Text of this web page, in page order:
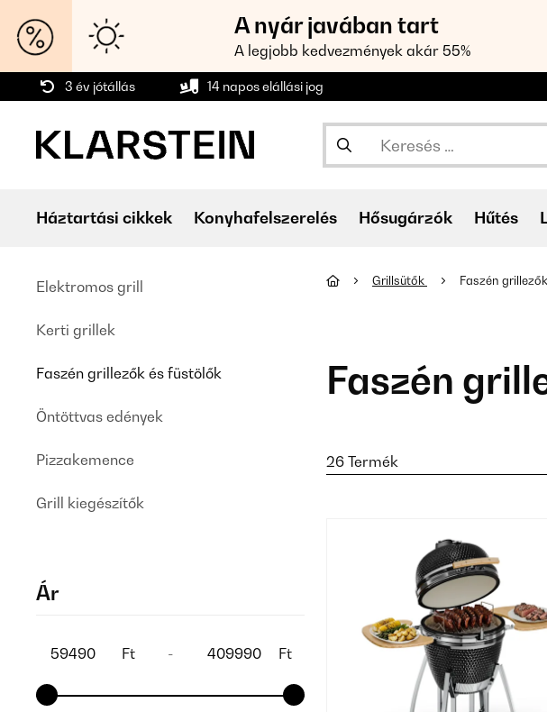
A nyár javában tart
A legjobb kedvezmények akár 55%
3 év jótállás 14 napos elállási jog
Háztartási cikkek Konyhafelszerelés Hősugárzók Hűtés
Elektromos grill
Kerti grillek
Faszén grillezők és füstölők
Öntöttvas edények
Pizzakemence
Grill kiegészítők
Ár
Ft - Ft
Grillsütők Faszén
Faszén
26 Termék